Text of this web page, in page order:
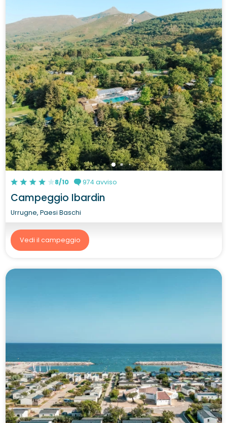
8/10 974 avviso
Campeggio Ibardin
Urrugne, Paesi Baschi
Vedi il campeggio